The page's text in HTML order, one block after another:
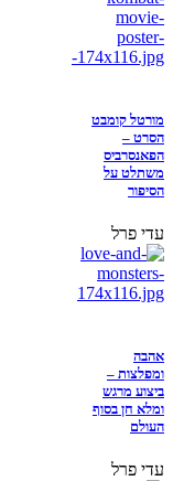
מורטל קומבט
הסרט –
הפאנסרביס
משתלט על
הסיפור
עדי פרל
אהבה
ומפלצות –
ביצוע מרגש
ומלא חן בסוף
העולם
עדי פרל